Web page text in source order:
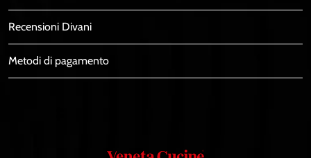
Recensioni Divani
Metodi di pagamento
Veneta